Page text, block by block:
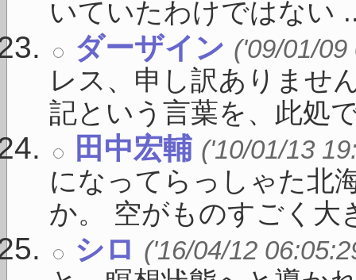
いていたわけではない
ダーザイン ('09/01/09
レス、申し訳ありませ
記という言葉を、此処
田中宏輔 ('10/01/13
になってらっしゃた北
か。 空がものすごく大
シロ ('16/04/12